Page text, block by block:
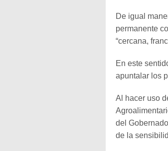
De igual
permanente
“cercana,
En este
apuntalar los
Al hacer uso
del
de la